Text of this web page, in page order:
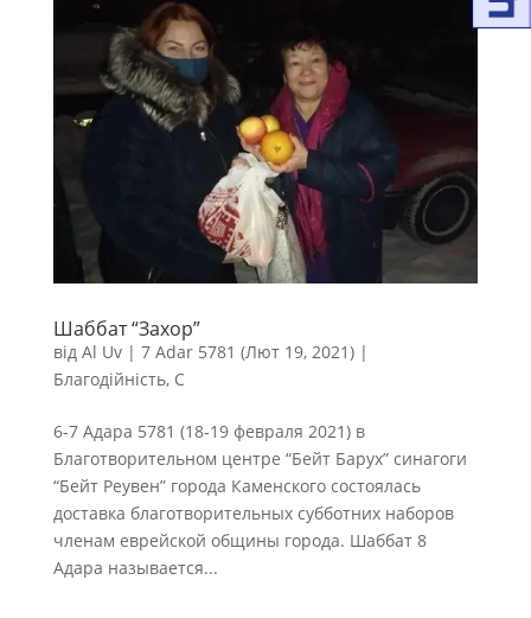
Шаббат “Захор”
від Al Uv| 7 Adar 5781 (Лют 19, 2021)|
Благодійність, С
6-7 Адара 5781 (18-19 февраля 2021) в
Благотворительном центре “Бейт Барух” синагоги
“Бейт Реувен” города Каменского состоялась
доставка благотворительных субботних наборов
членам еврейской общины города. Шаббат 8
Адара называется...